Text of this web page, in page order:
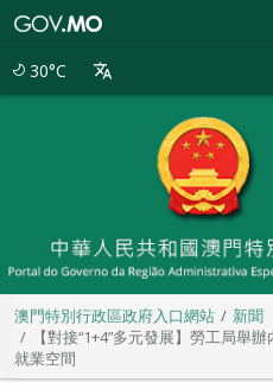
30°C
澳門特別行政區政府入口網站
新聞
【對接“1+4”多元發展】勞工局舉
就業空間